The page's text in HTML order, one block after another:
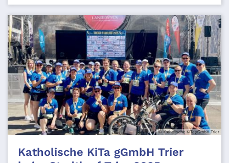
© Katholische KiTa gGmbH Trier
Katholische KiTa gGmbH Trier